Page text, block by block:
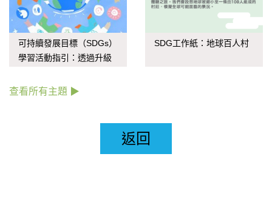
可持續發展目標（SDGs）
學習活動指引：透過升級
SDG工作紙：地球百人村
查看所有主題 ▶
返回